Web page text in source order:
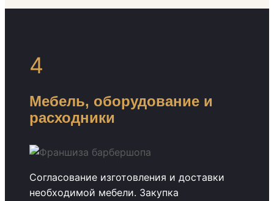
4
Мебель, оборудование и
расходники
Согласование изготовления и доставки
необходимой мебели. Закупка